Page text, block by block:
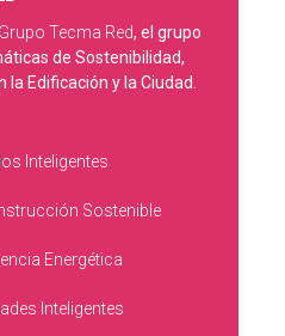
Grupo Tecma Red, el grupo
de Sostenibilidad,
la Edificación y la Ciudad.
Inteligentes
Sostenible
Energética
Inteligentes